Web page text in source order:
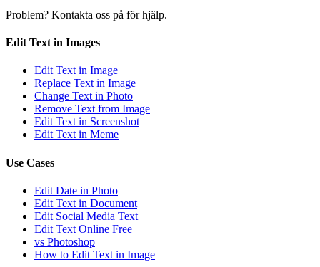
Problem? Kontakta oss på för hjälp.
Edit Text in Images
Edit Text in Image
Replace Text in Image
Change Text in Photo
Remove Text from Image
Edit Text in Screenshot
Edit Text in Meme
Use Cases
Edit Date in Photo
Edit Text in Document
Edit Social Media Text
Edit Text Online Free
vs Photoshop
How to Edit Text in Image